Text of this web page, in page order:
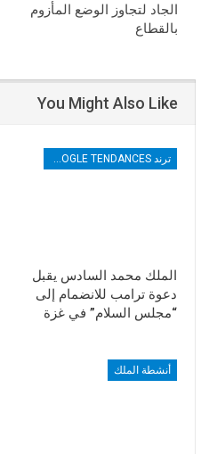
الجاد لتجاوز الوضع المأزوم
بالقطاع
You Might Also Like
الملك محمد السادس يقبل
دعوة ترامب للانضمام إلى
“مجلس السلام” في غزة
أنشطة الملك